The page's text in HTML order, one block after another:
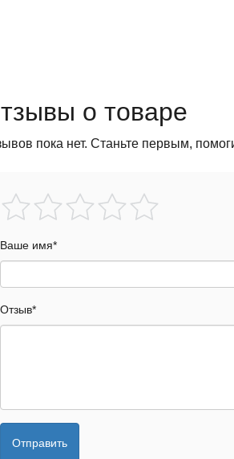
о товаре
пока нет. Станьте первым,
Ваше имя*
Отзыв*
Отправить